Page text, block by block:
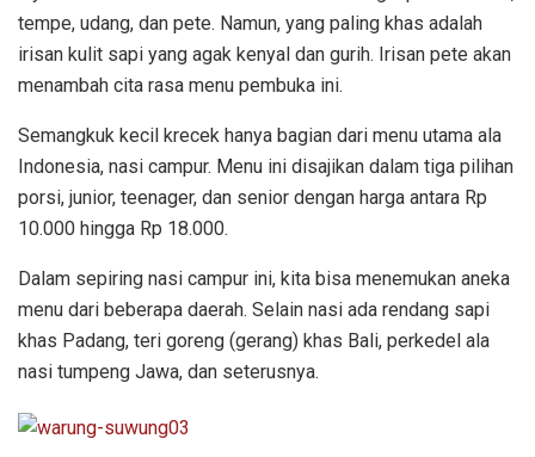
tempe, udang, dan pete. Namun, yang paling khas adalah
irisan kulit sapi yang agak kenyal dan gurih. Irisan pete akan
menambah cita rasa menu pembuka ini.
Semangkuk kecil krecek hanya bagian dari menu utama ala
Indonesia, nasi campur. Menu ini disajikan dalam tiga pilihan
porsi, junior, teenager, dan senior dengan harga antara Rp
10.000 hingga Rp 18.000.
Dalam sepiring nasi campur ini, kita bisa menemukan aneka
menu dari beberapa daerah. Selain nasi ada rendang sapi
khas Padang, teri goreng (gerang) khas Bali, perkedel ala
nasi tumpeng Jawa, dan seterusnya.